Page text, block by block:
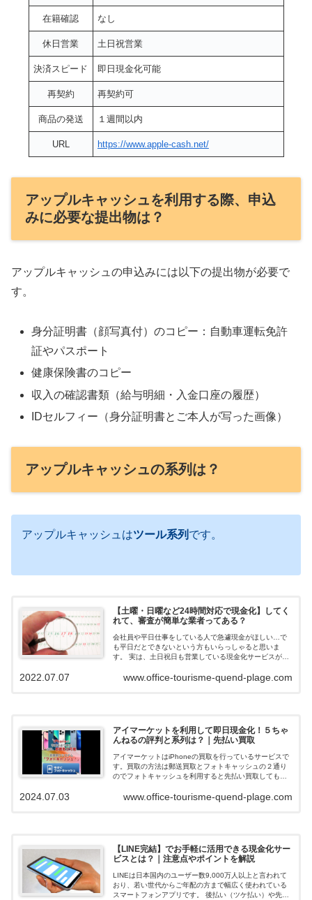
在籍確認 なし
休日営業 土日祝営業
決済スピード 即日現金化可能
再契約 再契約可
商品の発送 １週間以内
URL https://www.apple-cash.net/
アップルキャッシュを利用する際、申込
みに必要な提出物は？
アップルキャッシュの申込みには以下の提出物が必要で
す。
身分証明書（顔写真付）のコピー：自動車運転免許
証やパスポート
健康保険書のコピー
収入の確認書類（給与明細・入金口座の履歴）
IDセルフィー（身分証明書とご本人が写った画像）
アップルキャッシュの系列は？
アップルキャッシュはツール系列 です。
【土曜・日曜など24時間対応で現金化】してく
れて、審査が簡単な業者ってある？
会社員や平日仕事をしている人で急遽現金がほしい…で
も平日だとできないという方もいらっしゃると思いま
す。 実は、土日祝日も営業している現金化サービスがあ
し、審査が簡単な業者について解説します。...
www.office-tourisme-quend-plage.com
2022.07.07
アイマーケットを利用して即日現金化！５ちゃ
んねるの評判と系列は？｜先払い買取
アイマーケットはiPhoneの買取を行っているサービスで
す。買取の方法は郵送買取とフォトキャッシュの２通り
のでフォトキャッシュを利用すると先払い買取してもら
ると、在籍確認も無く申込みの審査落...
www.office-tourisme-quend-plage.com
2024.07.03
【LINE完結】でお手軽に活用できる現金化サー
ビスとは？｜注意点やポイントを解説
LINEは日本国内のユーザー数9,000万人以上と言われて
おり、若い世代からご年配の方まで幅広く使われている
スマートフォンアプリです。 後払い（ツケ払い）や先払